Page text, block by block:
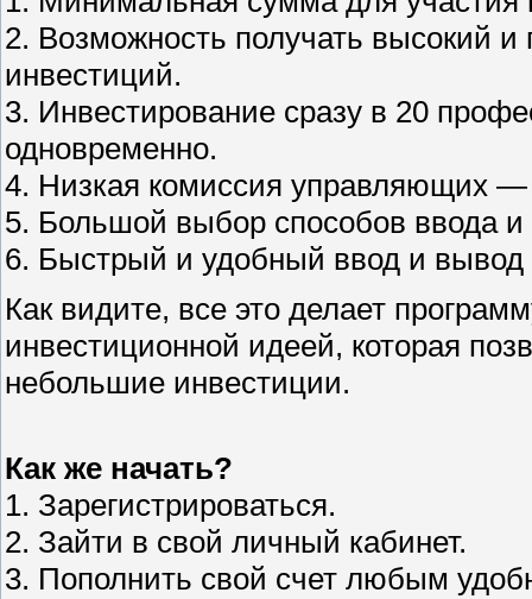
2. Возможность получать высокий
инвестиций.
3. Инвестирование сразу в 20
одновременно.
4. Низкая комиссия управляющих
5. Большой выбор способов ввода и
6. Быстрый и удобный ввод и вывод
Как видите, все это делает
инвестиционной идеей, которая
небольшие инвестиции.
Как же начать?
1. Зарегистрироваться.
2. Зайти в свой личный кабинет.
3. Пополнить свой счет любым